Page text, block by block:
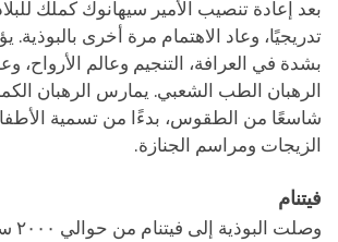
بعد إعادة تنصيب الأمير سيهانوك كملك
تدريجيًا، وعاد الاهتمام مرة أخرى بالبوذية.
بشدة في العرافة، التنجيم وعالم الأرواح،
الرهبان الطب الشعبي. يمارس الرهبان
شاسعًا من الطقوس، بدءًا من تسمية
الزيجات ومراسم الجنازة.
فيتنام